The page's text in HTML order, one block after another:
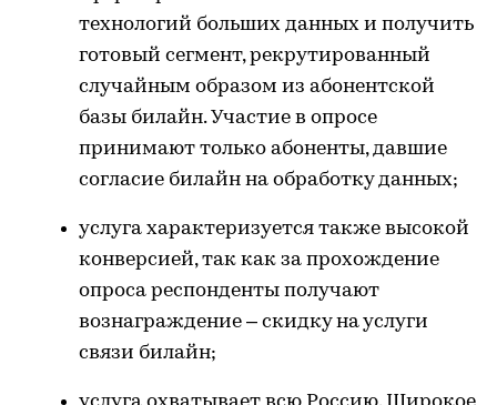
технологий больших данных и получить
готовый сегмент, рекрутированный
случайным образом из абонентской
базы билайн. Участие в опросе
принимают только абоненты, давшие
согласие билайн на обработку данных;
услуга характеризуется также высокой
конверсией, так как за прохождение
опроса респонденты получают
вознаграждение – скидку на услуги
связи билайн;